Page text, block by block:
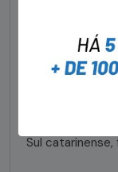
Foragido
em bar
STAFF - OBV
Sul catarinense,